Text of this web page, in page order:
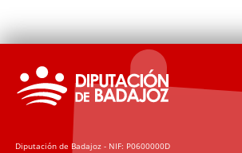
Diputación de Badajoz - NIF: P0600000D